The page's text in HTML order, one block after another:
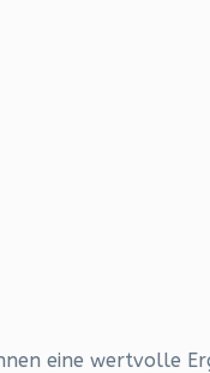
eine wertvolle